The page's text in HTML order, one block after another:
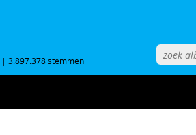
| 3.897.378 stemmen